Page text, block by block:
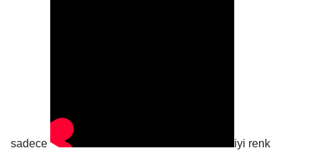
sadece
iyi renk